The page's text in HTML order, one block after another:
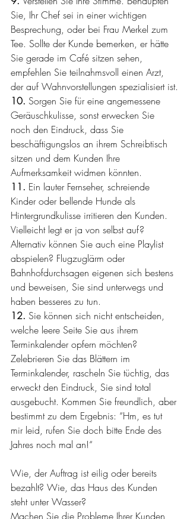
Sie, Ihr Chef sei in einer wichtigen
Besprechung, oder bei Frau Merkel zum
Tee. Sollte der Kunde bemerken, er hätte
Sie gerade im Café sitzen sehen,
empfehlen Sie teilnahmsvoll einen Arzt,
der auf Wahnvorstellungen spezialisiert ist.
10. Sorgen Sie für eine angemessene
Geräuschkulisse, sonst erwecken Sie
noch den Eindruck, dass Sie
beschäftigungslos an ihrem Schreibtisch
sitzen und dem Kunden Ihre
Aufmerksamkeit widmen könnten.
11. Ein lauter Fernseher, schreiende
Kinder oder bellende Hunde als
Hintergrundkulisse irritieren den Kunden.
Vielleicht legt er ja von selbst auf?
Alternativ können Sie auch eine Playlist
abspielen? Flugzuglärm oder
Bahnhofdurchsagen eigenen sich bestens
und beweisen, Sie sind unterwegs und
haben besseres zu tun.
12. Sie können sich nicht entscheiden,
welche leere Seite Sie aus ihrem
Terminkalender opfern möchten?
Zelebrieren Sie das Blättern im
Terminkalender, rascheln Sie tüchtig, das
erweckt den Eindruck, Sie sind total
ausgebucht. Kommen Sie freundlich, aber
bestimmt zu dem Ergebnis: “Hm, es tut
mir leid, rufen Sie doch bitte Ende des
Jahres noch mal an!“
Wie, der Auftrag ist eilig oder bereits
bezahlt? Wie, das Haus des Kunden
steht unter Wasser?
Machen Sie die Probleme Ihrer Kunden